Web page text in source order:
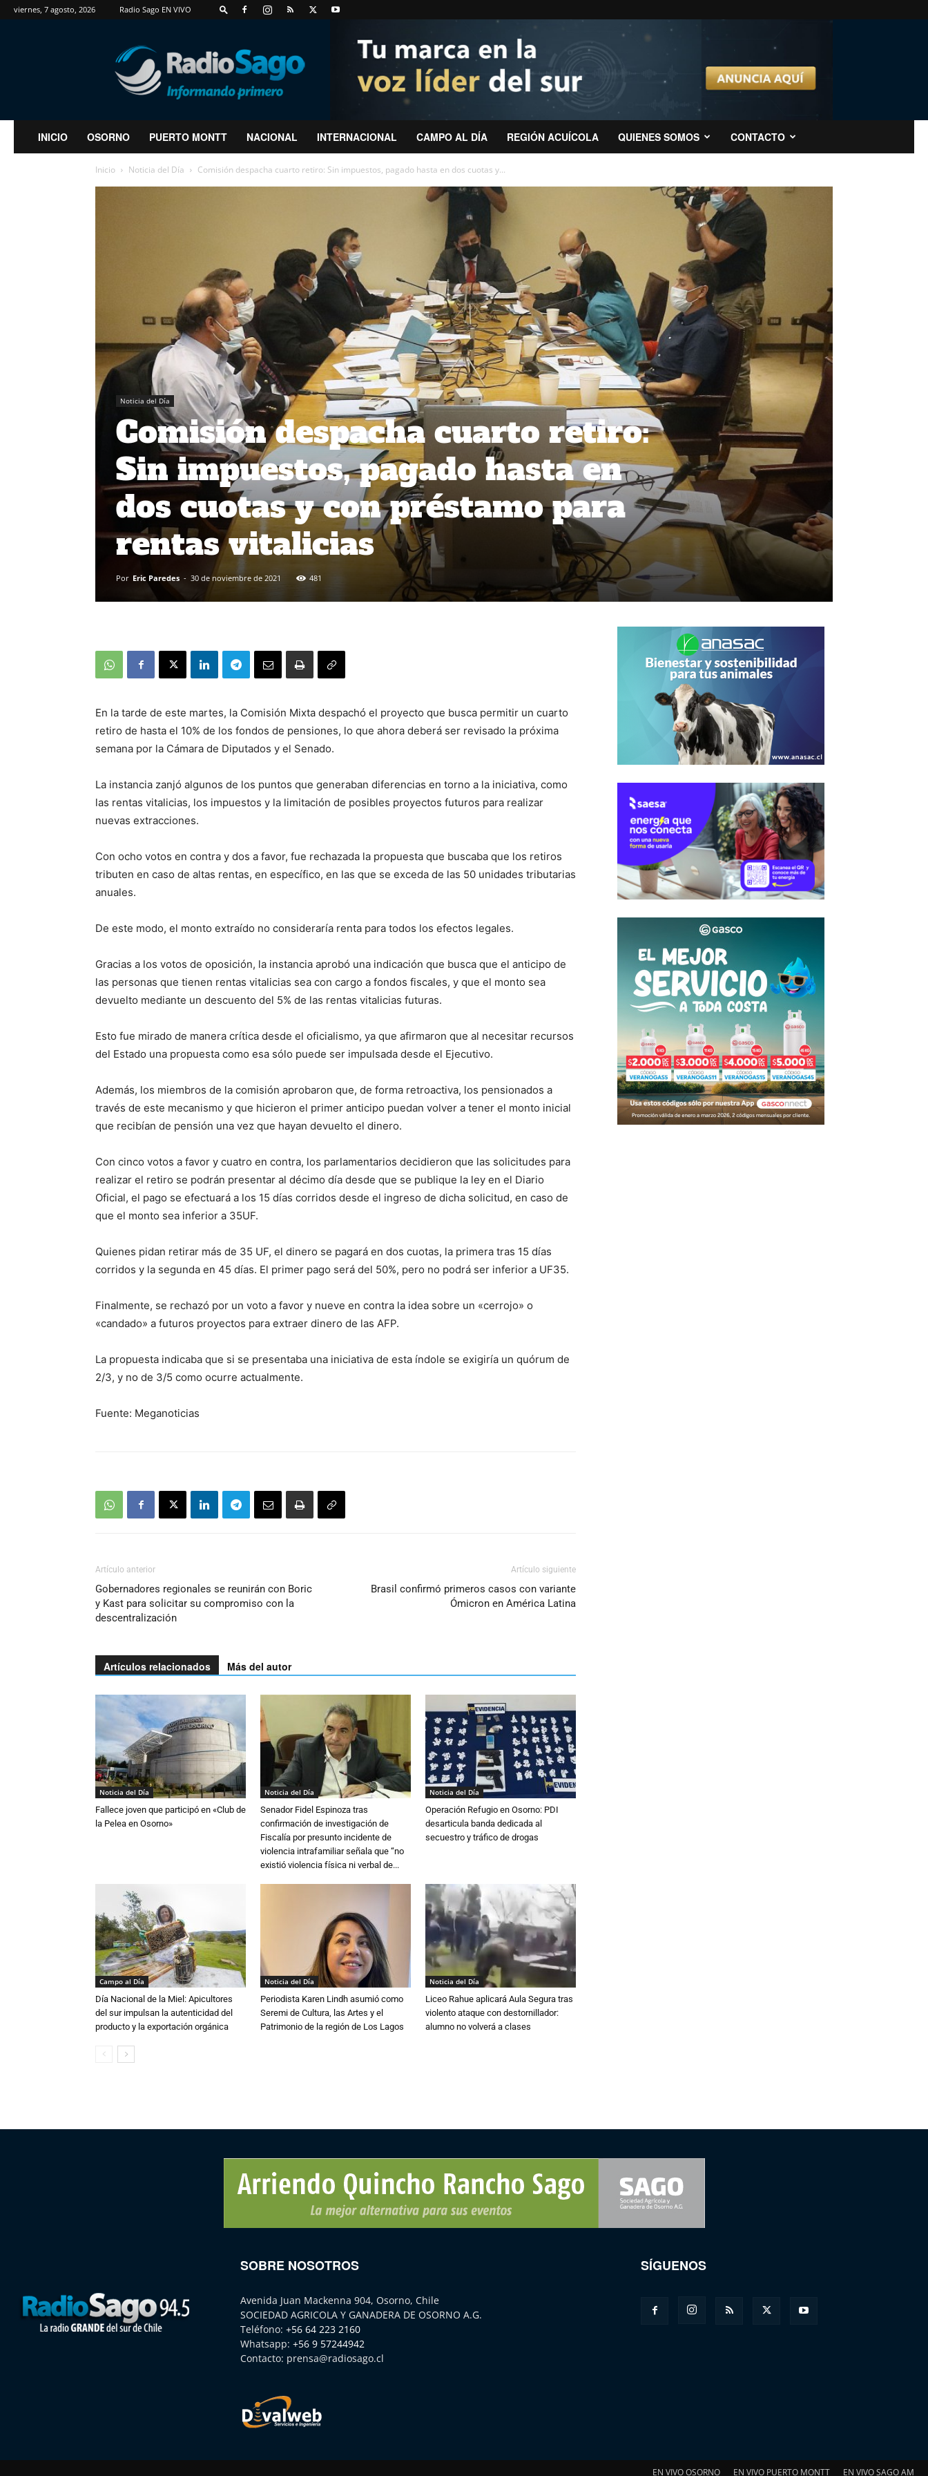
viernes, 7 agosto, 2026 Radio Sago EN VIVO
RadioSago
INICIO OSORNO PUERTO MONTT NACIONAL INTERNACIONAL CAMPO AL DÍA REGIÓN ACUÍCOLA QUIENES SOMOS CONTACTO
Inicio Noticia del Día Comisión despacha cuarto retiro: Sin impuestos, pagado hasta en dos cuotas y...
Noticia del Día
Comisión despacha cuarto retiro:
Sin impuestos, pagado hasta en
dos cuotas y con préstamo para
rentas vitalicias
Por Eric Paredes - 30 de noviembre de 2021 481
En la tarde de este martes, la Comisión Mixta despachó el proyecto que busca permitir un cuarto
retiro de hasta el 10% de los fondos de pensiones, lo que ahora deberá ser revisado la próxima
semana por la Cámara de Diputados y el Senado.
La instancia zanjó algunos de los puntos que generaban diferencias en torno a la iniciativa, como
las rentas vitalicias, los impuestos y la limitación de posibles proyectos futuros para realizar
nuevas extracciones.
Con ocho votos en contra y dos a favor, fue rechazada la propuesta que buscaba que los retiros
tributen en caso de altas rentas, en específico, en las que se exceda de las 50 unidades tributarias
anuales.
De este modo, el monto extraído no consideraría renta para todos los efectos legales.
Gracias a los votos de oposición, la instancia aprobó una indicación que busca que el anticipo de
las personas que tienen rentas vitalicias sea con cargo a fondos fiscales, y que el monto sea
devuelto mediante un descuento del 5% de las rentas vitalicias futuras.
Esto fue mirado de manera crítica desde el oficialismo, ya que afirmaron que al necesitar recursos
del Estado una propuesta como esa sólo puede ser impulsada desde el Ejecutivo.
Además, los miembros de la comisión aprobaron que, de forma retroactiva, los pensionados a
través de este mecanismo y que hicieron el primer anticipo puedan volver a tener el monto inicial
que recibían de pensión una vez que hayan devuelto el dinero.
Con cinco votos a favor y cuatro en contra, los parlamentarios decidieron que las solicitudes para
realizar el retiro se podrán presentar al décimo día desde que se publique la ley en el Diario
Oficial, el pago se efectuará a los 15 días corridos desde el ingreso de dicha solicitud, en caso de
que el monto sea inferior a 35UF.
Quienes pidan retirar más de 35 UF, el dinero se pagará en dos cuotas, la primera tras 15 días
corridos y la segunda en 45 días. El primer pago será del 50%, pero no podrá ser inferior a UF35.
Finalmente, se rechazó por un voto a favor y nueve en contra la idea sobre un «cerrojo» o
«candado» a futuros proyectos para extraer dinero de las AFP.
La propuesta indicaba que si se presentaba una iniciativa de esta índole se exigiría un quórum de
2/3, y no de 3/5 como ocurre actualmente.
Fuente: Meganoticias
Artículo anterior
Gobernadores regionales se reunirán con Boric
y Kast para solicitar su compromiso con la
descentralización
Artículo siguiente
Brasil confirmó primeros casos con variante
Ómicron en América Latina
Artículos relacionados Más del autor
Noticia del Día
Fallece joven que participó en «Club de
la Pelea en Osorno»
Noticia del Día
Senador Fidel Espinoza tras
confirmación de investigación de
Fiscalía por presunto incidente de
violencia intrafamiliar señala que “no
existió violencia física ni verbal de...
Noticia del Día
Operación Refugio en Osorno: PDI
desarticula banda dedicada al
secuestro y tráfico de drogas
Campo al Día
Día Nacional de la Miel: Apicultores
del sur impulsan la autenticidad del
producto y la exportación orgánica
Noticia del Día
Periodista Karen Lindh asumió como
Seremi de Cultura, las Artes y el
Patrimonio de la región de Los Lagos
Noticia del Día
Liceo Rahue aplicará Aula Segura tras
violento ataque con destornillador:
alumno no volverá a clases
SOBRE NOSOTROS
Avenida Juan Mackenna 904, Osorno, Chile
SOCIEDAD AGRICOLA Y GANADERA DE OSORNO A.G.
Teléfono: +56 64 223 2160
Whatsapp: +56 9 57244942
Contacto: prensa@radiosago.cl
SÍGUENOS
EN VIVO OSORNO EN VIVO PUERTO MONTT EN VIVO SAGO AM